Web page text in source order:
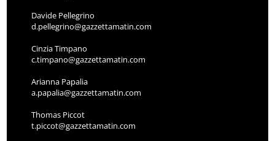
Davide Pellegrino
d.pellegrino@gazzettamatin.com
Cinzia Timpano
c.timpano@gazzettamatin.com
Arianna Papalia
a.papalia@gazzettamatin.com
Thomas Piccot
t.piccot@gazzettamatin.com